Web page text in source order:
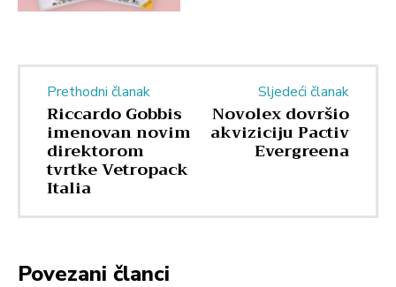
Prethodni članak
Riccardo Gobbis
imenovan novim
direktorom
tvrtke Vetropack
Italia
Sljedeći članak
Novolex dovršio
akviziciju Pactiv
Evergreena
Povezani članci